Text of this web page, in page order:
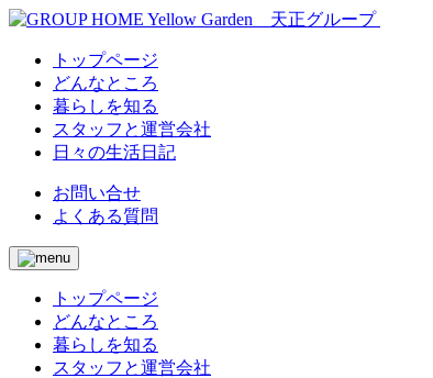
トップページ
どんなところ
暮らしを知る
スタッフと運営会社
日々の生活日記
お問い合せ
よくある質問
トップページ
どんなところ
暮らしを知る
スタッフと運営会社